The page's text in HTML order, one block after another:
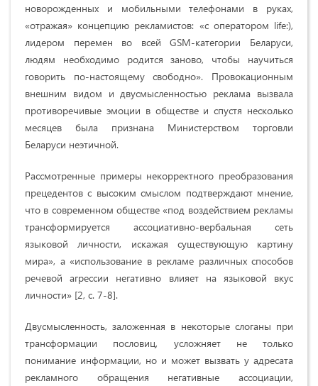
новорожденных и мобильными телефонами в руках,
«отражая» концепцию рекламистов: «с оператором life:),
лидером перемен во всей GSM-категории Беларуси,
людям необходимо родится заново, чтобы научиться
говорить по-настоящему свободно». Провока­ционным
внешним видом и двусмысленностью реклама вызвала
противоречивые эмоции в обществе и спустя несколько
месяцев была признана Министерством торговли
Беларуси неэтичной.
Рассмотренные примеры некорректного преоб­разования
прецедентов с высоким смыслом подтверждают мнение,
что в современном обществе «под воздействием рекламы
трансформируется ассоциативно-вербальная сеть
языковой личности, искажая существующую картину
мира», а «использование в рекламе различных способов
речевой агрессии негативно влияет на языковой вкус
личности» [2, с. 7-8].
Двусмысленность, заложенная в некоторые слоганы при
трансформации пословиц, усложняет не только
понимание информации, но и может вызвать у адресата
рекламного обращения негативные ассоциации,